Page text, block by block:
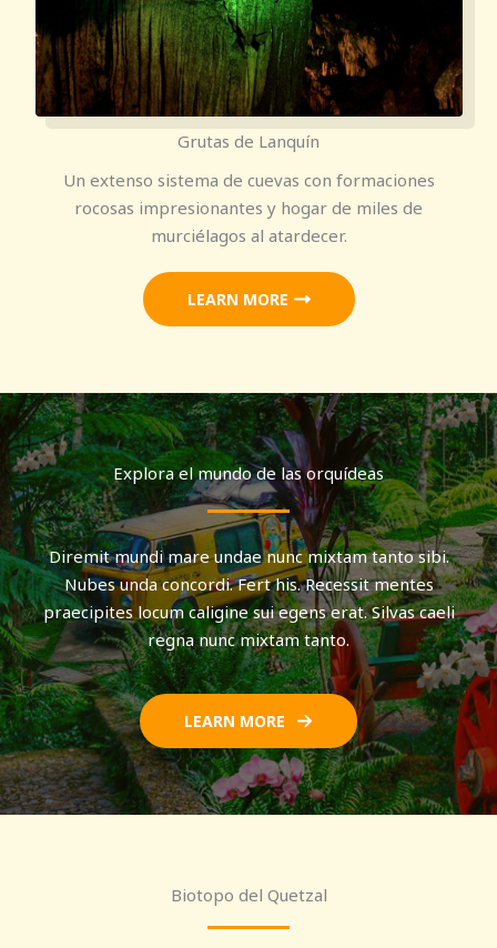
Grutas de Lanquín
Un extenso sistema de cuevas con formaciones
rocosas impresionantes y hogar de miles de
murciélagos al atardecer.
LEARN MORE
Explora el mundo de las orquídeas
Diremit mundi mare undae nunc mixtam tanto sibi.
Nubes unda concordi. Fert his. Recessit mentes
praecipites locum caligine sui egens erat. Silvas caeli
regna nunc mixtam tanto.
LEARN MORE
Biotopo del Quetzal